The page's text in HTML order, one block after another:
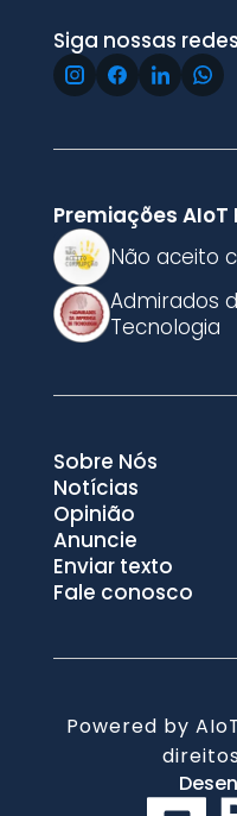
Siga nossas redes
Premiações AIoT
Não aceito
Admirados
Tecnologia
Sobre Nós
Notícias
Opinião
Anuncie
Enviar texto
Fale conosco
Powered by